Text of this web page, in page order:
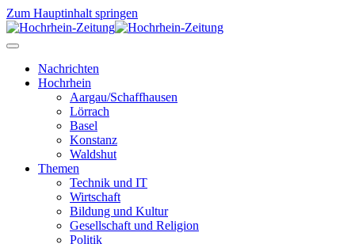
Zum Hauptinhalt springen
Nachrichten
Hochrhein
Aargau/Schaffhausen
Lörrach
Basel
Konstanz
Waldshut
Themen
Technik und IT
Wirtschaft
Bildung und Kultur
Gesellschaft und Religion
Politik